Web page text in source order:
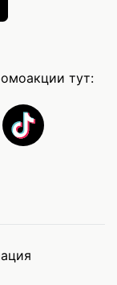
тут: